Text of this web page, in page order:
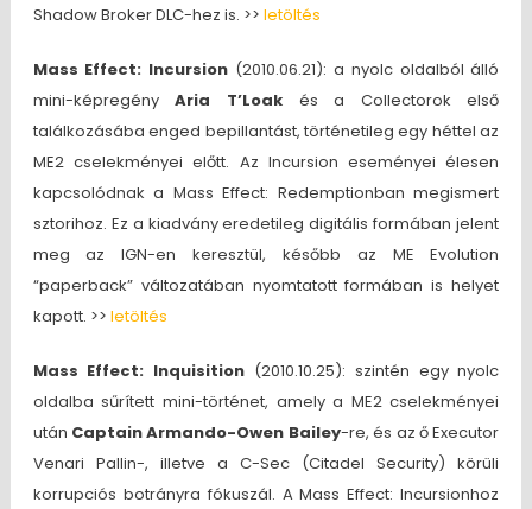
Shadow Broker DLC-hez is. >> letöltés
Mass Effect: Incursion (2010.06.21): a nyolc oldalból álló
mini-képregényAria T’Loakés a Collectorok első
találkozásába enged bepillantást, történetileg egy héttel az
ME2 cselekményei előtt. Az Incursion eseményei élesen
kapcsolódnak a Mass Effect: Redemptionban megismert
sztorihoz. Ez a kiadvány eredetileg digitális formában jelent
meg az IGN-en keresztül, később az ME Evolution
“paperback” változatában nyomtatott formában is helyet
kapott. >> letöltés
Mass Effect: Inquisition (2010.10.25): szintén egy nyolc
oldalba sűrített mini-történet, amely a ME2 cselekményei
után Captain Armando-Owen Bailey-re, és az ő Executor
Venari Pallin-, illetve a C-Sec (Citadel Security) körüli
korrupciós botrányra fókuszál. A Mass Effect: Incursionhoz